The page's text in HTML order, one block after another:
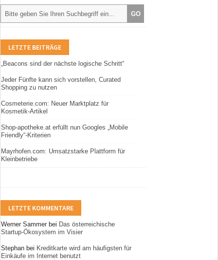
LETZTE BEITRÄGE
„Beacons sind der nächste logische Schritt“
Jeder Fünfte kann sich vorstellen, Curated
Shopping zu nutzen
Cosmeterie.com: Neuer Marktplatz für
Kosmetik-Artikel
Shop-apotheke.at erfüllt nun Googles „Mobile
Friendly“-Kriterien
Mayrhofen.com: Umsatzstarke Plattform für
Kleinbetriebe
LETZTE KOMMENTARE
Werner Sammer bei Das österreichische
Startup-Ökosystem im Visier
Stephan bei Kreditkarte wird am häufigsten für
Einkäufe im Internet benutzt